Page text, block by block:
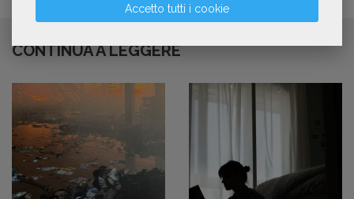
Accetto tutti i cookie
CONTINUA A LEGGERE